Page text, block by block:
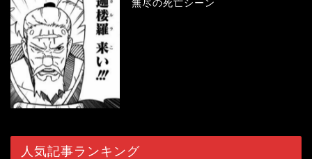
無尽の死亡シーン
人気記事ランキング